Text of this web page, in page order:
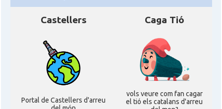
Castellers
Portal de Castellers d'arreu
Caga Tió
vols veure com fan cagar
el tió els catalans d'arreu